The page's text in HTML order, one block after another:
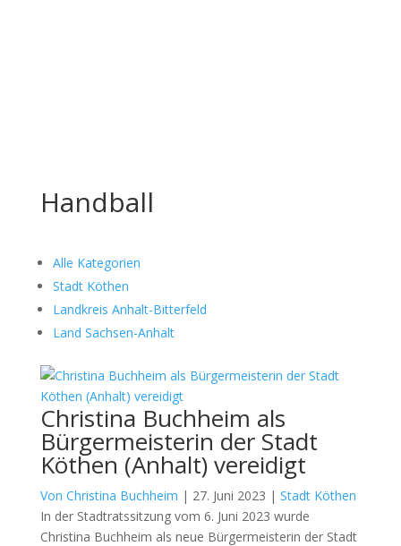
Handball
Alle Kategorien
Stadt Köthen
Landkreis Anhalt-Bitterfeld
Land Sachsen-Anhalt
Christina Buchheim als
Bürgermeisterin der Stadt
Köthen (Anhalt) vereidigt
Von Christina Buchheim | 27. Juni 2023 | Stadt Köthen
In der Stadtratssitzung vom 6. Juni 2023 wurde
Christina Buchheim als neue Bürgermeisterin der Stadt